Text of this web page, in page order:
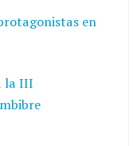
en
la III